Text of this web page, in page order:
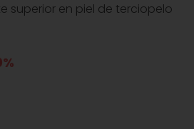
superior en piel de terciopelo